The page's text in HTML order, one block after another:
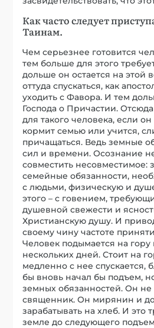
Как часто следует
Таинам.
Чем серьезнее готовится
тем больше для этого
дольше он остается на этой
оттуда спускаться, как
уходить с Фавора. И тем
Господа о Причастии.
для такого человека, если
кормит семью или учится,
причащаться. Ведь земные
сил и времени. Осознание
совместить несовместимое:
семейные обязанности,
с людьми, физическую и
этого – с говением,
душевной свежести и
Христианскую душу. И
своему чину частоте
Человек подымается на гору
нескольких дней. Стоит на
медленно с нее спускается,
бы вновь начал бы подъем,
земных обязанностей. Он
священник. Он мирянин и
зарабатывать на хлеб. И это
земле до следующего